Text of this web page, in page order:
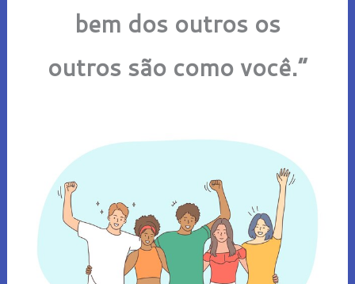
bem dos outros os
outros são como você.”